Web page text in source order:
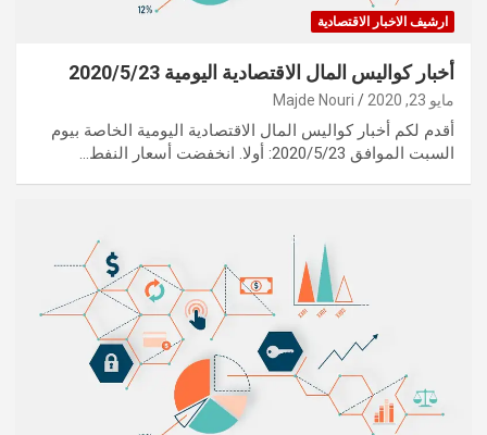
ارشيف الاخبار الاقتصادية
أخبار كواليس المال الاقتصادية اليومية 2020/5/23
مايو 23, 2020 Majde Nouri
أقدم لكم أخبار كواليس المال الاقتصادية اليومية الخاصة بيوم
السبت الموافق 2020/5/23: أولا. انخفضت أسعار النفط…